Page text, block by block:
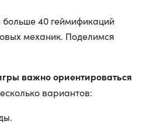
больше 40 геймификаций
механик. Поделимся
важно ориентироваться
вариантов: